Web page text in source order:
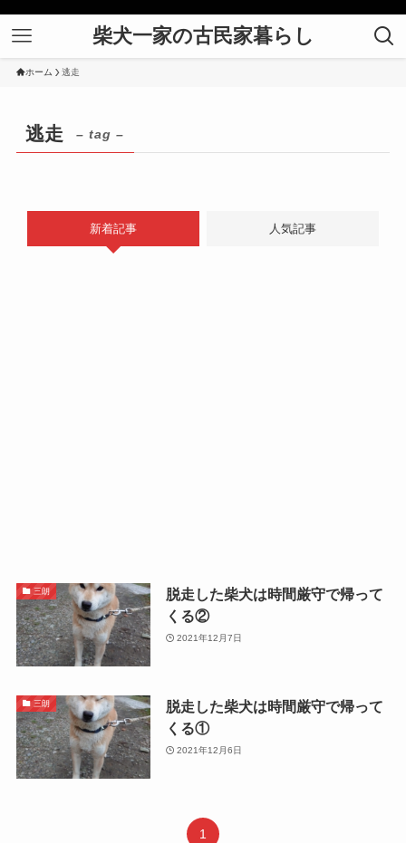
柴犬一家の古民家暮らし
ホーム 逃走
逃走 – tag –
新着記事 人気記事
三朗
脱走した柴犬は時間厳守で帰って
くる②
2021年12月7日
三朗
脱走した柴犬は時間厳守で帰って
くる①
2021年12月6日
1